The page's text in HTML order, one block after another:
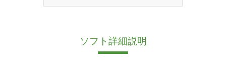
ソフト詳細説明